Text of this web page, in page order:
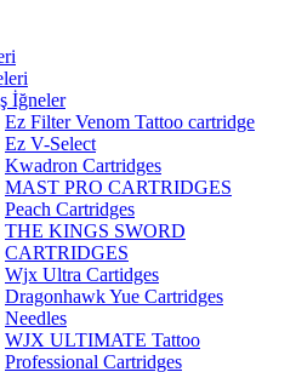
İğneler
Ez Filter Venom Tattoo cartridge
Ez V-Select
Kwadron Cartridges
MAST PRO CARTRIDGES
Peach Cartridges
THE KINGS SWORD
CARTRIDGES
Wjx Ultra Cartidges
Dragonhawk Yue Cartridges
Needles
WJX ULTIMATE Tattoo
Professional Cartridges